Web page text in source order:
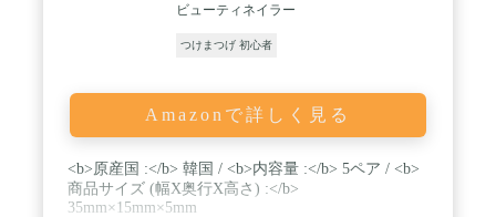
ビューティネイラー
つけまつげ 初心者
Amazonで詳しく見る
<b>原産国 :</b> 韓国 / <b>内容量 :</b> 5ペア / <b>
商品サイズ (幅X奥行X高さ) :</b>
35mm×15mm×5mm